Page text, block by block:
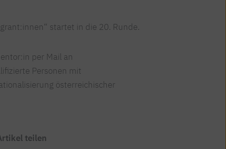
startet in die 20. Runde.
per Mail an
Personen mit
österreichischer
teilen